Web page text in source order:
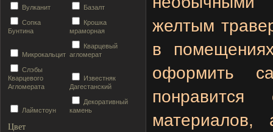
Вулканит Базалт
Сопка
Бунтина
Крошка
мраморная
Микрокальцит
Кварцевый
агломерат
Слэбы
Кварцевого
Агломерата
Известняк
Дагестанский
Лаймстоун
Декоративный
камень
Цвет
желтым
в
оформить
материалов,